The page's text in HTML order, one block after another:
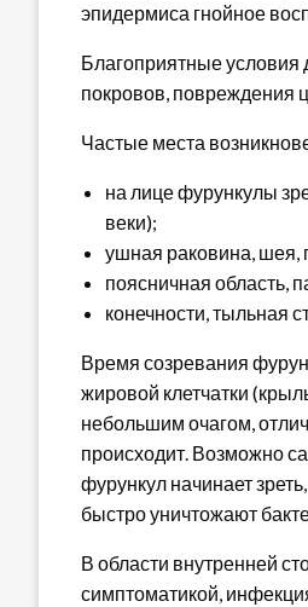
эпидермиса гнойное
Благоприятные условия
покровов, повреждения
Частые места
на лице фурункулы
веки);
ушная раковина,
поясничная область,
конечности, тыльная
Время созревания
жировой клетчатки
небольшим очагом,
происходит. Возможно
фурункул начинает
быстро уничтожают
В области внутренней
симптоматикой,